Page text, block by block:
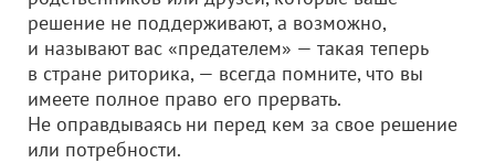
решение не поддерживают, а возможно,
и называют вас «предателем» — такая теперь
в стране риторика, — всегда помните, что вы
имеете полное право его прервать.
Не оправдываясь ни перед кем за свое решение
или потребности.